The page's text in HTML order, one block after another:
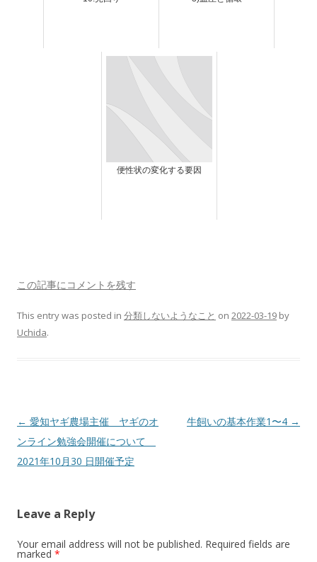
便性状の変化する要因
この記事にコメントを残す
This entry was posted in 分類しないようなこと on 2022-03-19 by
Uchida.
Post
navigation
← 愛知ヤギ農場主催 ヤギのオ
ンライン勉強会開催について
2021年10月30 日開催予定
牛飼いの基本作業1〜4 →
Leave a Reply
Your email address will not be published. Required fields are
marked *